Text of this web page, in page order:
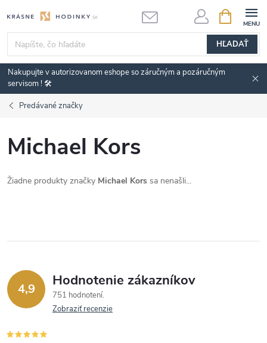
na
obsah
HĽADAŤ
KOŠÍK
Nakupujte v autorizovanom eshope so záručným a pozáručným
servisom ! 🛠️
Predávané značky
Michael Kors
Žiadne produkty značky Michael Kors sa nenašli...
4,9 Hodnotenie zákazníkov
751 hodnotení
Zobraziť recenzie